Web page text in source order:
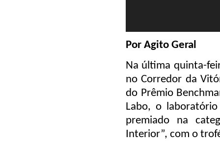
Por Agito Geral
Na última quinta-
no Corredor da
do Prêmio
Labo, o
premiado na
Interior”, com o